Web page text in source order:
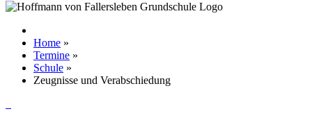
Home »
Termine »
Schule »
Zeugnisse und Verabschiedung